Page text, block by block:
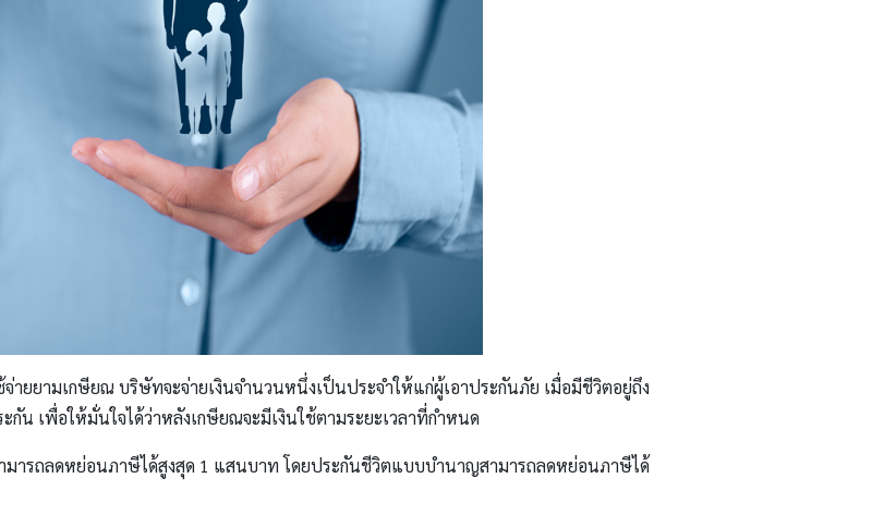
จ่ายยามเกษียณ บริษัทจะจ่ายเงินจำนวนหนึ่งเป็นประจำให้แก่ผู้เอาประกันภัย เมื่อมีชีวิตอยู่ถึง
น เพื่อให้มั่นใจได้ว่าหลังเกษียณจะมีเงินใช้ตามระยะเวลาที่กำหนด
ารถลดหย่อนภาษีได้สูงสุด 1 แสนบาท โดยประกันชีวิตแบบบำนาญสามารถลดหย่อนภาษีได้